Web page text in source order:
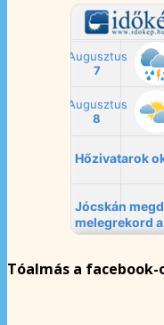
Tóalmás a facebook-